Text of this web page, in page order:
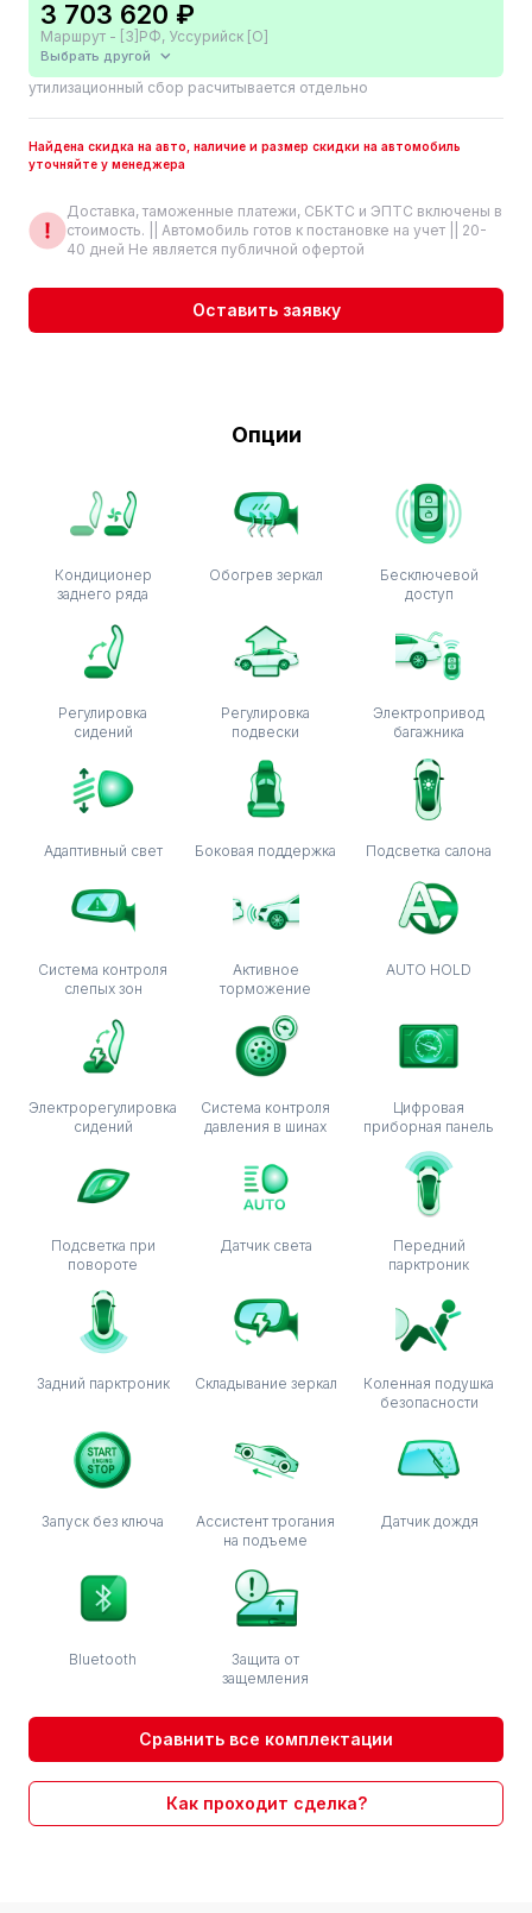
3 703 620 ₽
Маршрут - [3]РФ, Уссурийск [О]
Выбрать другой
утилизационный сбор расчитывается отдельно
Найдена скидка на авто, наличие и размер скидки на автомобиль
уточняйте у менеджера
Доставка, таможенные платежи, СБКТС и ЭПТС включены в
стоимость. || Автомобиль готов к постановке на учет || 20-
40 дней Не является публичной офертой
Оставить заявку
Опции
Кондиционер
заднего ряда
Обогрев зеркал
Бесключевой
доступ
Регулировка
сидений
Регулировка
подвески
Электропривод
багажника
Адаптивный свет Боковая поддержка Подсветка салона
Система контроля
слепых зон
Активное
торможение
AUTO HOLD
Электрорегулировка
сидений
Система контроля
давления в шинах
Цифровая
приборная панель
Подсветка при
повороте
Датчик света
Передний
парктроник
Задний парктроник Складывание зеркал
Коленная подушка
безопасности
Запуск без ключа
Ассистент трогания
на подъеме
Датчик дождя
Bluetooth
Защита от
защемления
Сравнить все комплектации
Как проходит сделка?